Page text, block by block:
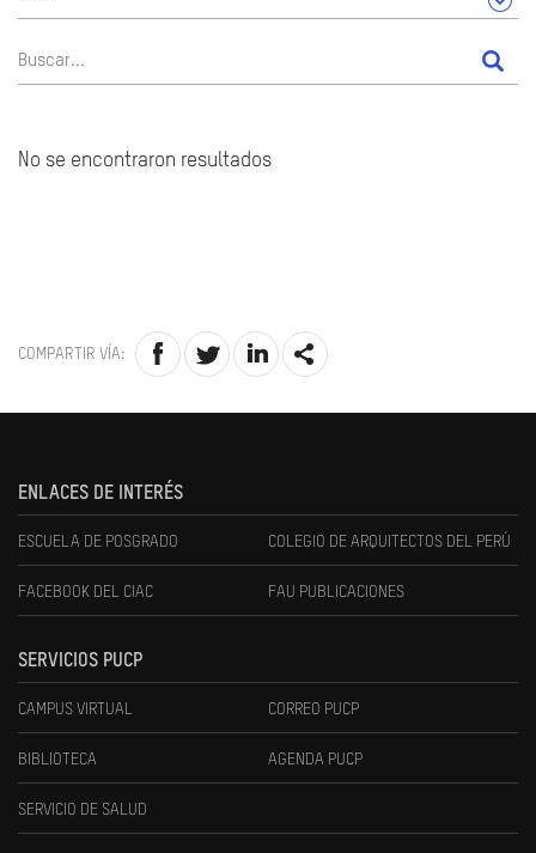
No se encontraron resultados
COMPARTIR VÍA:
ENLACES DE INTERÉS
ESCUELA DE POSGRADO COLEGIO DE ARQUITECTOS DEL PERÚ
FACEBOOK DEL CIAC FAU PUBLICACIONES
SERVICIOS PUCP
CAMPUS VIRTUAL CORREO PUCP
BIBLIOTECA AGENDA PUCP
SERVICIO DE SALUD